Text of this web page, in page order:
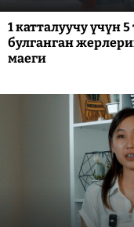
1 катталуучу
булганган
маеги